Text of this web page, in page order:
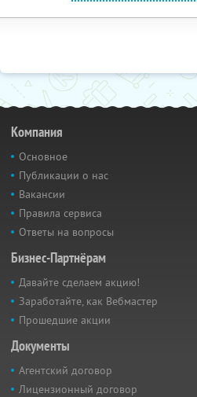
Компания
Основное
Публикации о нас
Вакансии
Правила сервиса
Ответы на вопросы
Бизнес-Партнёрам
Давайте сделаем акцию!
Заработайте, как Вебмастер
Прошедшие акции
Документы
Агентский договор
Лицензионный договор